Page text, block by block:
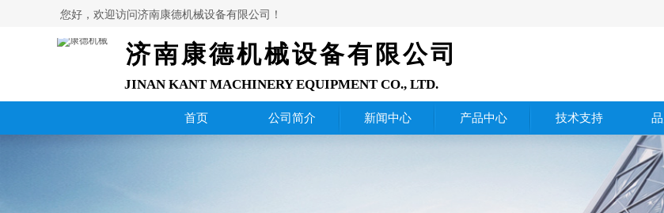
您好，欢迎访问济南康德机械设备有限公司！
济南康德机械设备有限公司
JINAN KANT MACHINERY EQUIPMENT CO., LTD.
首页 公司简介 新闻中心 产品中心 技术支持